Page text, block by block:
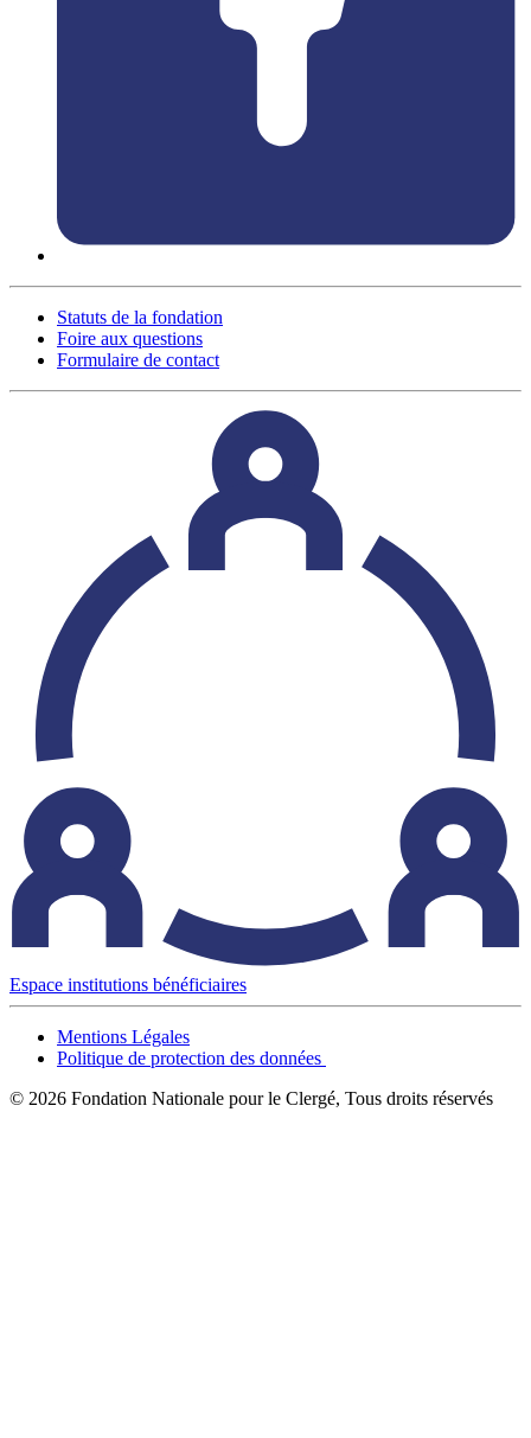
Statuts de la fondation
Foire aux questions
Formulaire de contact
Espace institutions bénéficiaires
Mentions Légales
Politique de protection des données
© 2026 Fondation Nationale pour le Clergé, Tous droits réservés